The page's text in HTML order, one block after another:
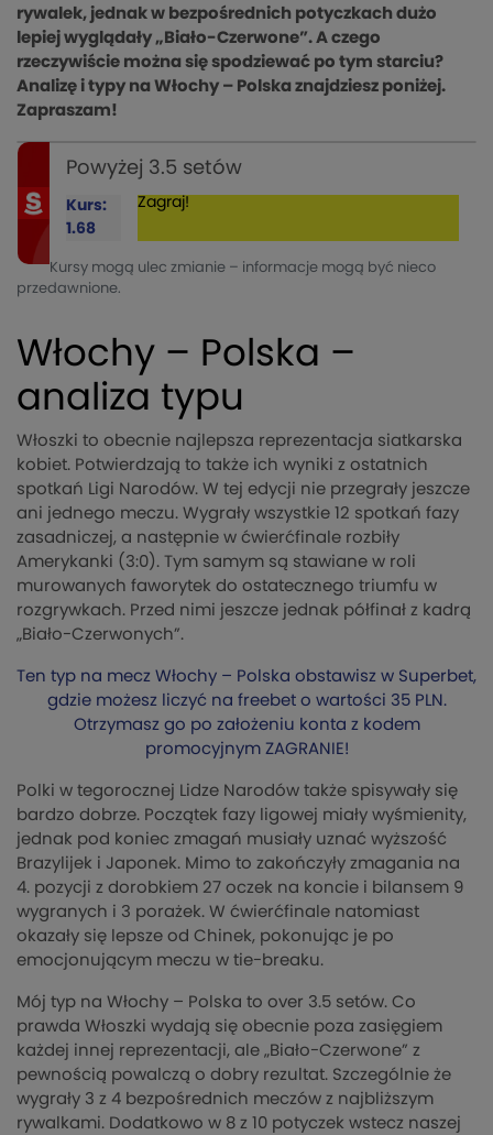
rywalek, jednak w bezpośrednich potyczkach dużo
lepiej wyglądały „Biało-Czerwone”. A czego
rzeczywiście można się spodziewać po tym starciu?
Analizę i typy na Włochy – Polska znajdziesz poniżej.
Zapraszam!
Powyżej 3.5 setów
Kurs:
1.68
Zagraj!
Kursy mogą ulec zmianie – informacje mogą być nieco
przedawnione.
Włochy – Polska –
analiza typu
Włoszki to obecnie najlepsza reprezentacja siatkarska
kobiet. Potwierdzają to także ich wyniki z ostatnich
spotkań Ligi Narodów. W tej edycji nie przegrały jeszcze
ani jednego meczu. Wygrały wszystkie 12 spotkań fazy
zasadniczej, a następnie w ćwierćfinale rozbiły
Amerykanki (3:0). Tym samym są stawiane w roli
murowanych faworytek do ostatecznego triumfu w
rozgrywkach. Przed nimi jeszcze jednak półfinał z kadrą
„Biało-Czerwonych”.
Ten typ na mecz Włochy – Polska obstawisz w Superbet,
gdzie możesz liczyć na freebet o wartości 35 PLN.
Otrzymasz go po założeniu konta z kodem
promocyjnym ZAGRANIE!
Polki w tegorocznej Lidze Narodów także spisywały się
bardzo dobrze. Początek fazy ligowej miały wyśmienity,
jednak pod koniec zmagań musiały uznać wyższość
Brazylijek i Japonek. Mimo to zakończyły zmagania na
4. pozycji z dorobkiem 27 oczek na koncie i bilansem 9
wygranych i 3 porażek. W ćwierćfinale natomiast
okazały się lepsze od Chinek, pokonując je po
emocjonującym meczu w tie-breaku.
Mój typ na Włochy – Polska to over 3.5 setów. Co
prawda Włoszki wydają się obecnie poza zasięgiem
każdej innej reprezentacji, ale „Biało-Czerwone” z
pewnością powalczą o dobry rezultat. Szczególnie że
wygrały 3 z 4 bezpośrednich meczów z najbliższym
rywalkami. Dodatkowo w 8 z 10 potyczek wstecz naszej